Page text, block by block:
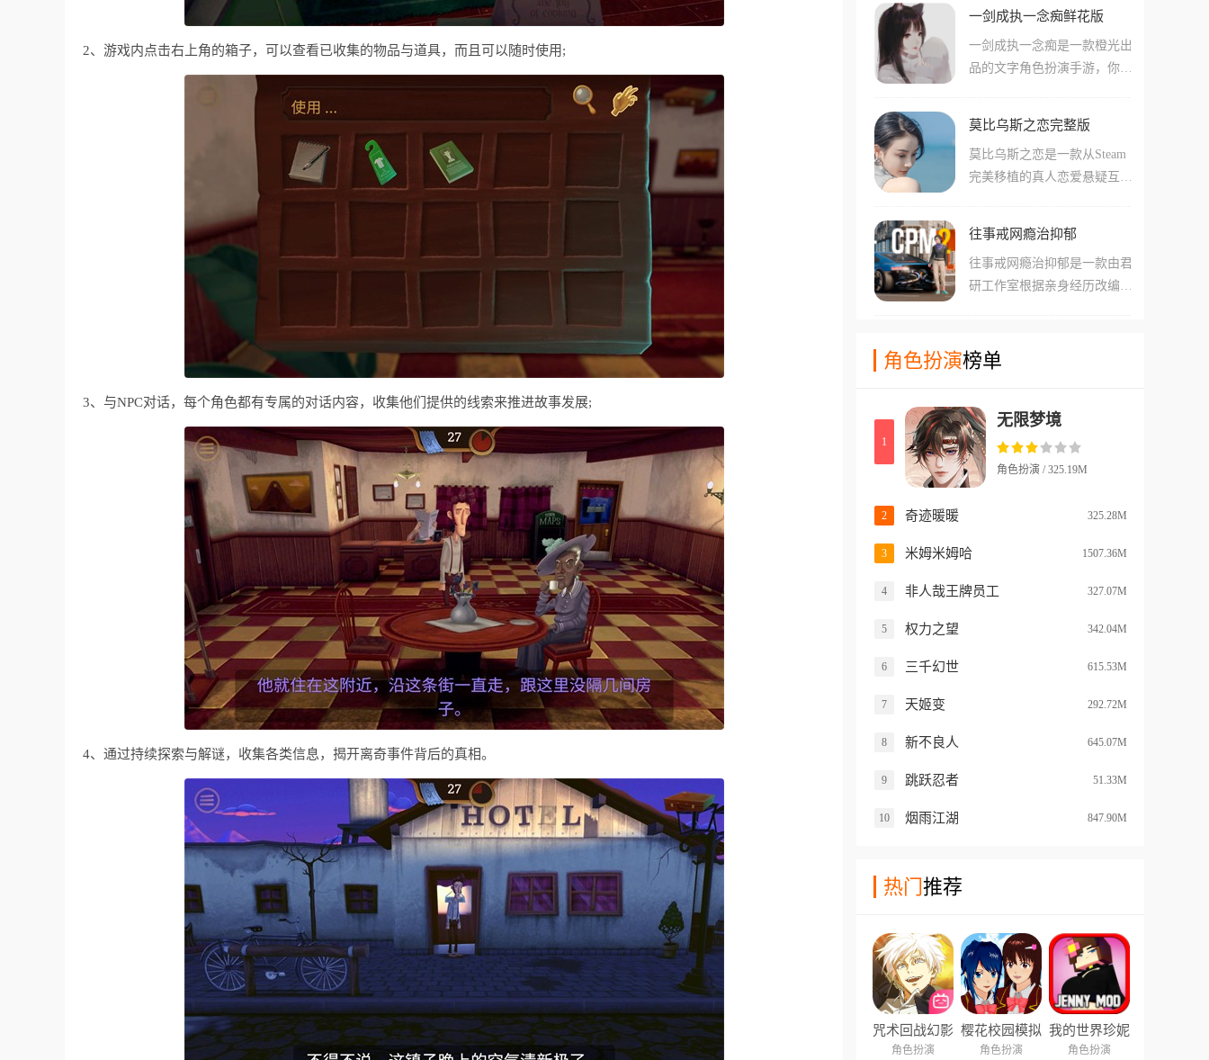
2、游戏内点击右上角的箱子，可以查看已收集的物品与道具，而且可以随时使用;
3、与NPC对话，每个角色都有专属的对话内容，收集他们提供的线索来推进故事发展;
4、通过持续探索与解谜，收集各类信息，揭开离奇事件背后的真相。
多样的技能,可以处理随机生
致敬经典像素风的同时，融入
个完全开放的奇幻世界交到了
你手中，真实的天气系统与不
确定的探索奇遇，让你的每一
险。
一剑成执一念痴鲜花版
一剑成执一念痴是一款橙光出
品的文字角色扮演手游，你扮
游戏通过精致的画面和声优的
动情演绎，构建了一个血雨腥
风却又不失温情的江湖，在这
值约束，随心所欲地在六位男
局。
莫比乌斯之恋完整版
莫比乌斯之恋是一款从Steam
完美移植的真人恋爱悬疑互动
女，游戏主线剧情超过百万
字，将甜蜜的恋爱与烧脑的穿
越悬疑完美融合，手游版更是
往事戒网瘾治抑郁
往事戒网瘾治抑郁是一款由君
研工作室根据亲身经历改编的
色地带——戒网瘾学校，你扮
年，在低饱和度的压抑画风
下，你将亲历洗脑体罚以及扭
曲的心理辅导，见证一个特殊
群体被所谓“正规机构”摧毁的
角色扮演榜单
1
无限梦境
角色扮演 / 325.19M
2 奇迹暖暖 325.28M
3 米姆米姆哈 1507.36M
4 非人哉王牌员工 327.07M
5 权力之望 342.04M
6 三千幻世 615.53M
7 天姬变 292.72M
8 新不良人 645.07M
9 跳跃忍者 51.33M
10 烟雨江湖 847.90M
热门推荐
咒术回战幻影
夜行
角色扮演
樱花校园模拟
器中文版
角色扮演
我的世界珍妮
模组
角色扮演